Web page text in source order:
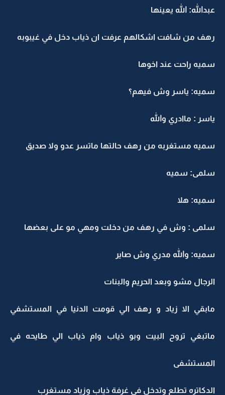
عبدالله: الله يعينها
رهف من شافت اشكالهم عرفت ان ذياب دخل في غيبوبه
سميه راحت عند اخوها
سميه: ياسر وش فيهم؟
ياسر : ماادري والله
سميه مستغربه من رهف حالتها ماتسر عدو ولا صديق
سلمى: سميه
سميه: هلا
سلمى : وش في رهف من دخلت ومهي مو على بعضها
سميه: والله مدري وش صاير
الرجال مشو وبعد الحريم والبنات
مابقي الا زياد و رهف الي قومت الدنيا في المستشفي
ماتبغي تروح البيت وبو ذياب وام ذياب الي طايحه في
المستشفى
الدكاتره تطلع وتدخل في غرفة ذياب وزياد مستغرب